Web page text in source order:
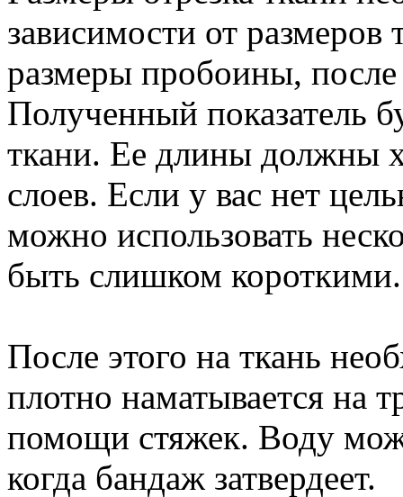
зависимости от
размеры пробоины, после
Полученный показатель
ткани. Ее длины должны
слоев. Если у вас нет
можно использовать
быть слишком короткими.
После этого на ткань
плотно наматывается на
помощи стяжек. Воду
когда бандаж затвердеет.